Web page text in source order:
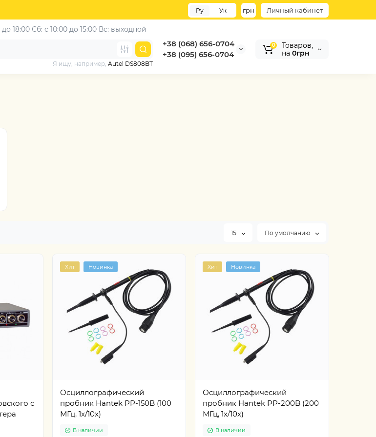
Личный кабинет
грн
Ру Ук
18:00 Сб: с 10:00 до 15:00 Вс: выходной
+38 (068) 656-0704
+38 (095) 656-0704
Я ищу, например, Autel DS808BT
0
Товаров,
на 0грн
15 По умолчанию
с
Хит Новинка
Осциллографический
пробник Hantek PP-150B (100
МГц, 1x/10x)
В наличии
Хит Новинка
Осциллографический
пробник Hantek PP-200B (200
МГц, 1x/10x)
В наличии